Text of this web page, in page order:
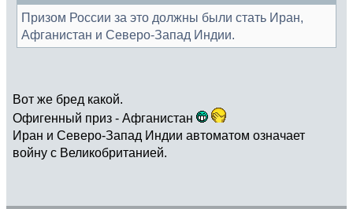
Призом России за это должны были стать Иран,
Афганистан и Северо-Запад Индии.
Вот же бред какой.
Офигенный приз - Афганистан
Иран и Северо-Запад Индии автоматом означает
войну с Великобританией.